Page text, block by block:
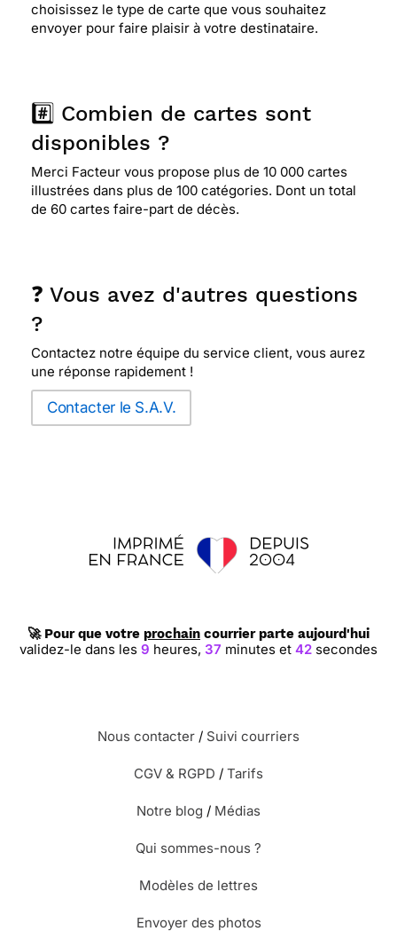
choisissez le type de carte que vous souhaitez
envoyer pour faire plaisir à votre destinataire.
#️⃣ Combien de cartes sont
disponibles ?
Merci Facteur vous propose plus de 10 000 cartes
illustrées dans plus de 100 catégories. Dont un total
de 60 cartes faire-part de décès.
❓ Vous avez d'autres questions
?
Contactez notre équipe du service client, vous aurez
une réponse rapidement !
Contacter le S.A.V.
🚀 Pour que votre prochain courrier parte aujourd'hui
validez-le dans les 9 heures, 37 minutes et 42 secondes
Nous contacter / Suivi courriers
CGV & RGPD / Tarifs
Notre blog / Médias
Qui sommes-nous ?
Modèles de lettres
Envoyer des photos